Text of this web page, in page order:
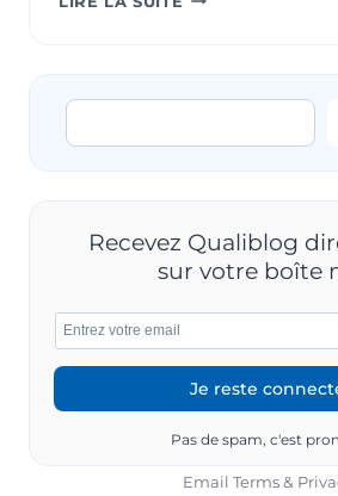
VIE
AU
TRAVAIL
Rechercher
Recevez Qualiblog
sur votre boîte
Pas de spam, c'est
Email Terms&